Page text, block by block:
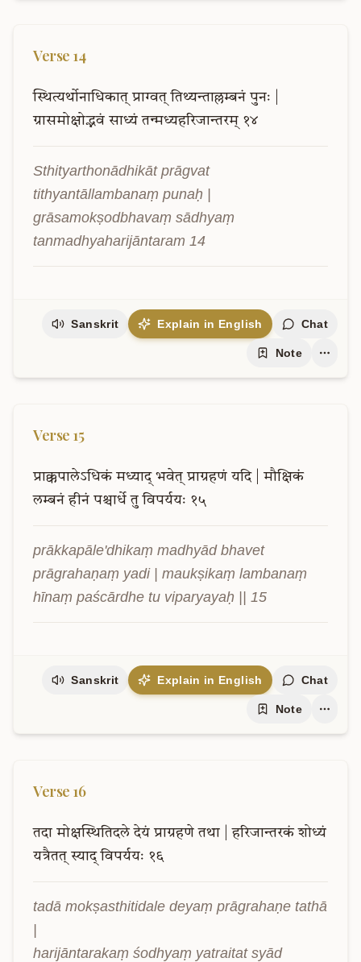
Verse 14
स्थित्यर्थोनाधिकात् प्राग्वत् तिथ्यन्ताल्लम्बनं पुनः
ग्रासमोक्षोद्भवं साध्यं तन्मध्यहरिजान्तरम् १४
Sthityarthonādhikāt prāgvat
tithyantāllambanaṃ punaḥ |
grāsamokṣodbhavaṃ sādhyaṃ
tanmadhyaharijāntaram 14
Sanskrit Explain in English Chat
Note
Verse 15
प्राक्कपालेऽधिकं मध्याद् भवेत् प्राग्रहणं यदि
मौक्षिकं
लम्बनं हीनं पश्चार्धे तु विपर्ययः १५
prākkapāle'dhikaṃ madhyād bhavet
prāgrahaṇaṃ yadi | maukṣikaṃ lambanaṃ
hīnaṃ paścārdhe tu viparyayaḥ || 15
Sanskrit Explain in English Chat
Note
Verse 16
तदा मोक्षस्थितिदले देयं प्राग्रहणे तथा हरिजान्तरकं शोध्यं
यत्रैतत् स्याद् विपर्ययः १६
tadā mokṣasthitidale deyaṃ prāgrahaṇe tathā
harijāntarakaṃ śodhyaṃ yatraitat syād